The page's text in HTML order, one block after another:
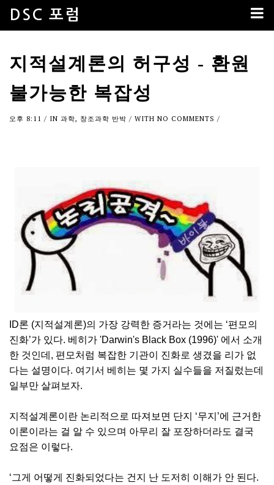
DSC 포럼
지적설계론의 허구성 - 환원
불가능한 복잡성
오후 8:11 / IN 과학, 창조과학 반박 / WITH NO COMMENTS /
ID론 (지적설계론)의 가장 강력한 증거라는 것에는 ‘편모의
진화’가 있다. 베히가 'Darwin's Black Box (1996)' 에서 소개
한 것인데, 편모처럼 복잡한 기관이 진화로 생겼을 리가 없
다는 설명이다. 여기서 베히는 몇 가지 실수들을 저질렀는데
일부만 살펴보자.
지적설계론이란 논리적으로 따져보면 단지 ‘무지’에 근거한
이론이라는 걸 알 수 있으며 아무리 잘 포장하더라도 결국
요점은 이렇다.
‘그게 어떻게 진화되었다는 건지 난 도저히 이해가 안 된다.